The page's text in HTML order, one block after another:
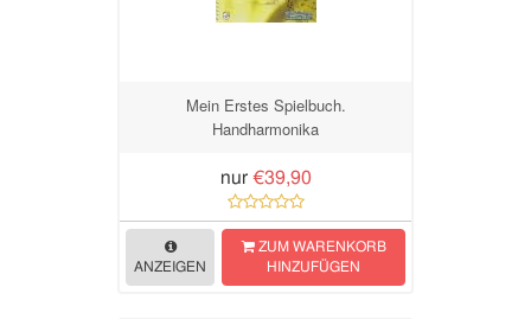
Mein Erstes Spielbuch.
Handharmonika
nur €39,90
ANZEIGEN
ZUM WARENKORB
HINZUFÜGEN